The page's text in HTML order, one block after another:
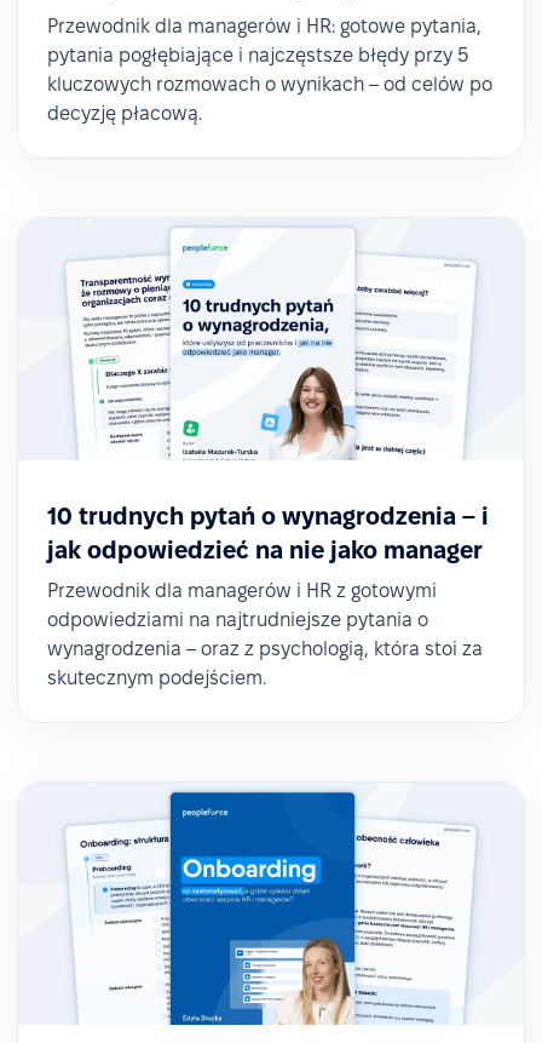
Przewodnik dla managerów i HR: gotowe pytania,
pytania pogłębiające i najczęstsze błędy przy 5
kluczowych rozmowach o wynikach – od celów po
decyzję płacową.
10 trudnych pytań o wynagrodzenia – i
jak odpowiedzieć na nie jako manager
Przewodnik dla managerów i HR z gotowymi
odpowiedziami na najtrudniejsze pytania o
wynagrodzenia – oraz z psychologią, która stoi za
skutecznym podejściem.